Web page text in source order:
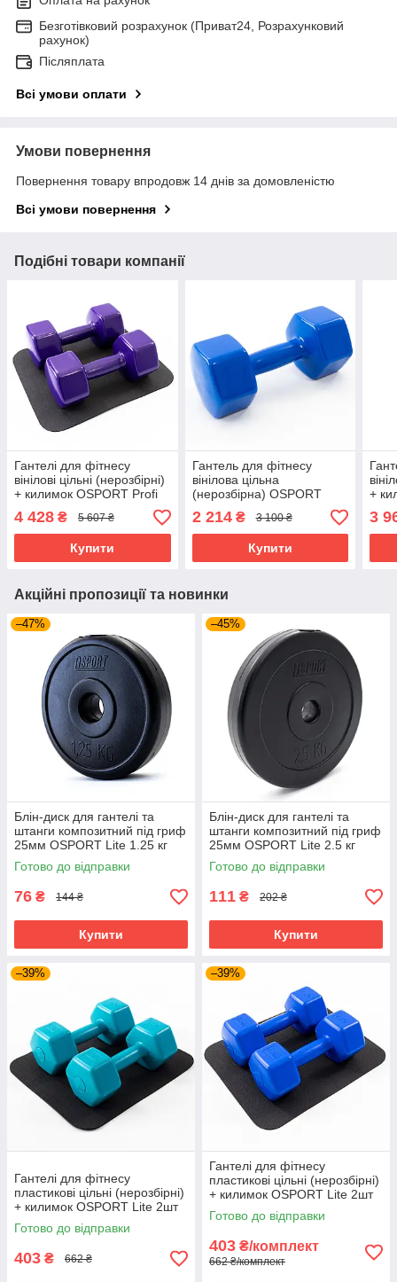
Безготівковий розрахунок (Приват24, Розрахунковий
рахунок)
Післяплата
Всі умови оплати
Умови повернення
Повернення товару впродовж 14 днів за домовленістю
Всі умови повернення
Подібні товари компанії
Гантелі для фітнесу
вінілові цільні (нерозбірні)
+ килимок OSPORT Profi
2шт по 10 кг (OF-0210)
Фіолетовий
4 428 ₴ 5 607 ₴
Купити
Гантель для фітнесу
вінілова цільна
(нерозбірна) OSPORT
Profi 10 кг (OF-0139)
2 214₴ 3 100 ₴
Купити
+
2шт
3
Акційні пропозиції та новинки
–47%
Блін-диск для гантелі та
штанги композитний під гриф
25мм OSPORT Lite 1.25 кг
(OF-0140)
Готово до відправки
76 ₴ 144 ₴
Купити
–45%
Блін-диск для гантелі та
штанги композитний під гриф
25мм OSPORT Lite 2.5 кг
(OF-0141)
Готово до відправки
111 ₴ 202 ₴
Купити
–39%
Гантелі для фітнесу
пластикові цільні (нерозбірні)
+ килимок OSPORT Lite 2шт
по 2.5 кг (OF-0116)
Бірюзовий
Готово до відправки
403 ₴ 662 ₴
–39%
Гантелі для фітнесу
пластикові цільні (нерозбірні)
+ килимок OSPORT Lite 2шт
по 2.5 кг (OF-0116) Синій
Готово до відправки
403 ₴/комплект
662 ₴/комплект